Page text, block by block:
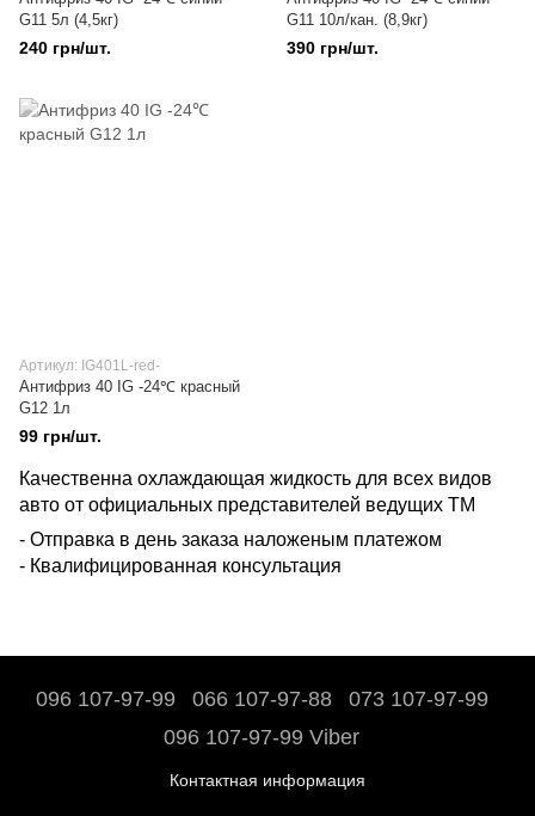
G11 5л (4,5кг)
240 грн/шт.
G11 10л/кан. (8,9кг)
390 грн/шт.
Артикул: IG401L-red-
Антифриз 40 IG -24℃ красный
G12 1л
99 грн/шт.
Качественна охлаждающая жидкость для всех видов
авто от официальных представителей ведущих ТМ
- Отправка в день заказа наложеным платежом
- Квалифицированная консультация
096 107-97-99 066 107-97-88
073 107-97-99
096 107-97-99 Viber
Контактная информация